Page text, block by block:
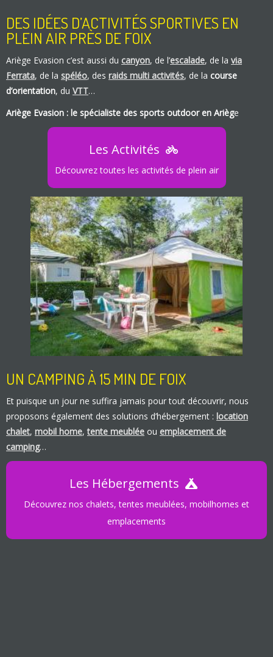
DES IDÉES D’ACTIVITÉS SPORTIVES EN
PLEIN AIR PRÈS DE FOIX
Ariège Evasion c’est aussi du canyon, de l’escalade, de la via
Ferrata, de la spéléo, des raids multi activités, de la course
d’orientation, du VTT…
Ariège Evasion : le spécialiste des sports outdoor en Ariège
Les Activités
Découvrez toutes les activités de plein air
UN CAMPING À 15 MIN DE FOIX
Et puisque un jour ne suffira jamais pour tout découvrir, nous
proposons également des solutions d’hébergement : location
chalet, mobil home,tente meublée ou emplacement de
camping…
Les Hébergements
Découvrez nos chalets, tentes meublées, mobilhomes et
emplacements